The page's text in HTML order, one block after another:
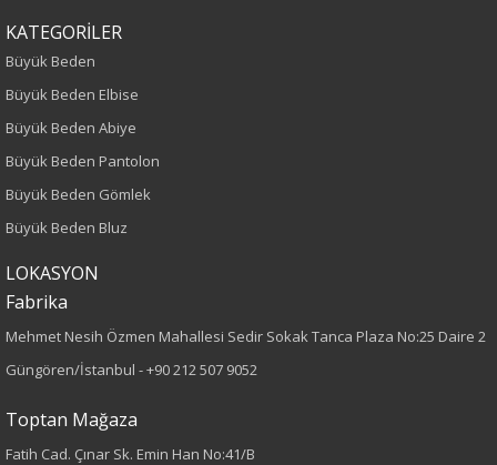
Yetişkin
Büyük Beden
75
Kumaş Tipi
Dokuma
Desen
Çiçekli
KATEGORİLER
Büyük Beden
Büyük Beden Elbise
Büyük Beden Abiye
Büyük Beden Pantolon
Büyük Beden Gömlek
Büyük Beden Bluz
LOKASYON
Fabrika
Mehmet Nesih Özmen Mahallesi Sedir Sokak Tanca Plaza No:25 Daire 2
Güngören/İstanbul -+90 212 507 9052
Toptan Mağaza
Fatih Cad. Çınar Sk. Emin Han No:41/B